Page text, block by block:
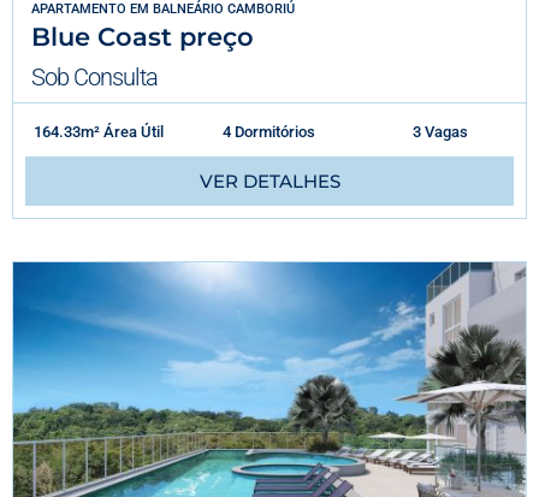
APARTAMENTO EM BALNEÁRIO CAMBORIÚ
Blue Coast preço
Sob Consulta
164.33m² Área Útil 4 Dormitórios 3 Vagas
VER DETALHES